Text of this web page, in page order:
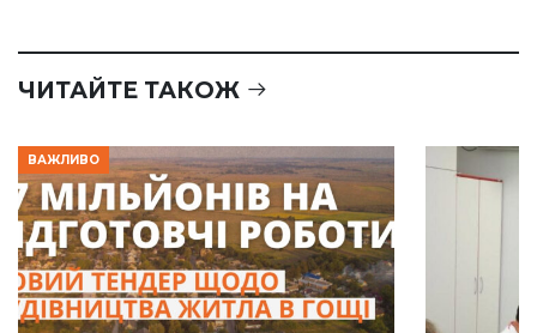
ЧИТАЙТЕ ТАКОЖ
ВАЖЛИВО